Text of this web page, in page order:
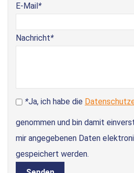
E-Mail*
Nachricht*
*Ja, ich habe die
genommen und bin damit
mir angegebenen Daten
gespeichert werden.